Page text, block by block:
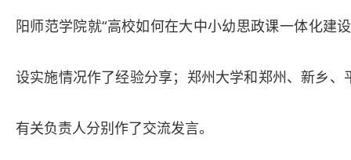
阳师范学院就“高校如何在大中小幼思政课一体化建
设实施情况作了经验分享；郑州大学和郑州、新乡
有关负责人分别作了交流发言。